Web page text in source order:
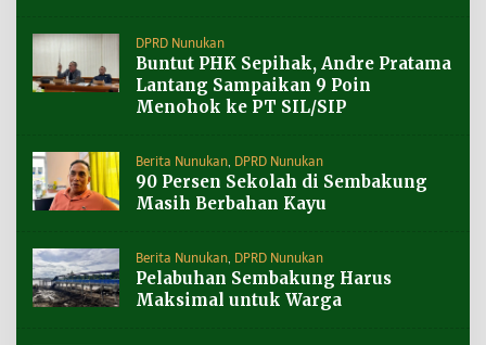
DPRD Nunukan
Buntut PHK Sepihak, Andre Pratama
Lantang Sampaikan 9 Poin
Menohok ke PT SIL/SIP
Berita Nunukan DPRD Nunukan
90 Persen Sekolah di Sembakung
Masih Berbahan Kayu
Berita Nunukan DPRD Nunukan
Pelabuhan Sembakung Harus
Maksimal untuk Warga